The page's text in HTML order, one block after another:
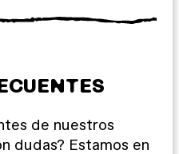
de nuestros
dudas? Estamos en